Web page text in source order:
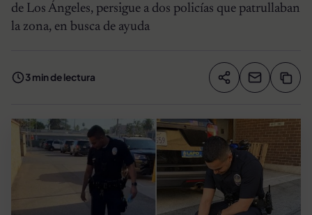
de Los Ángeles, persigue a dos policías que patrullaban
la zona, en busca de ayuda
3 min de lectura Compartir